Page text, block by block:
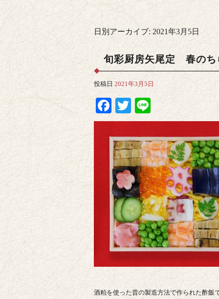
日別アーカイブ: 2021年3月5日
旬彩厨房矢尾定 春のち
投稿日 2021年3月5日
Facebook
Twitter
Line
酒粕を使った昔の製造方法で作られた酢飯